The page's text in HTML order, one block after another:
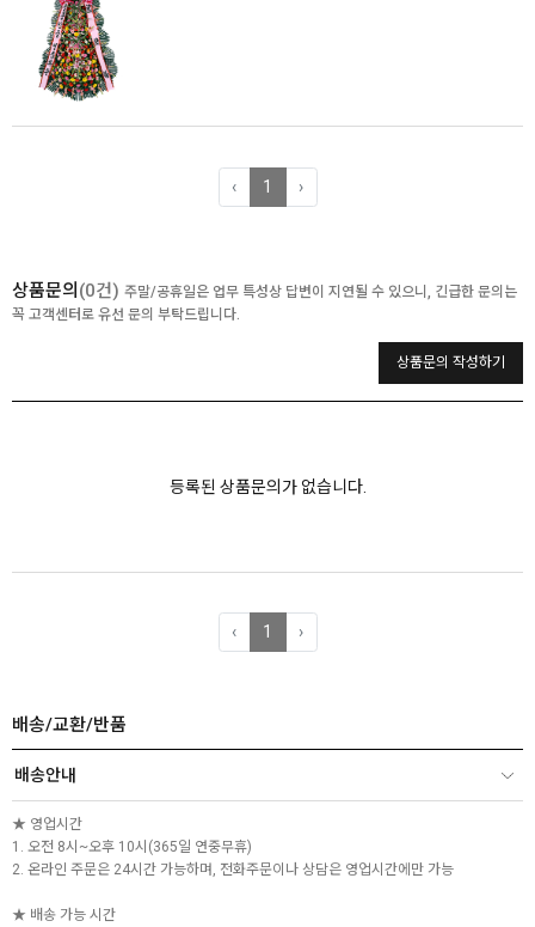
‹ 1 ›
상품문의 (0건) 주말/공휴일은 업무 특성상 답변이 지연될 수 있으니, 긴급한 문의는
꼭 고객센터로 유선 문의 부탁드립니다.
상품문의 작성하기
등록된 상품문의가 없습니다.
‹ 1 ›
배송/교환/반품
배송안내
★ 영업시간
1. 오전 8시~오후 10시(365일 연중무휴)
2. 온라인 주문은 24시간 가능하며, 전화주문이나 상담은 영업시간에만 가능
★ 배송 가능 시간